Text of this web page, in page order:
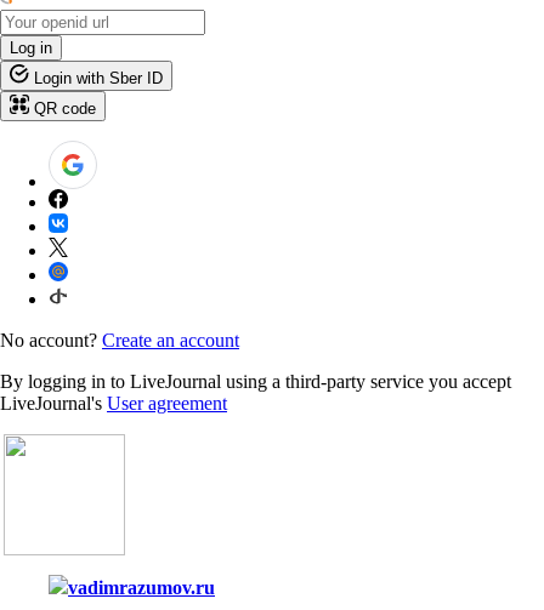
Log in
Login with Sber ID
QR code
No account? Create an account
By logging in to LiveJournal using a third-party service you accept
LiveJournal's User agreement
vadimrazumov.ru